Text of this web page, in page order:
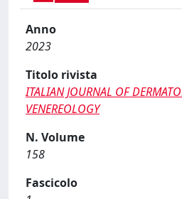
Anno
2023
Titolo rivista
ITALIAN JOURNAL OF
VENEREOLOGY
N. Volume
158
Fascicolo